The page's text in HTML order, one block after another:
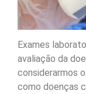
Exames
avaliação da
considerarmos
como doenças